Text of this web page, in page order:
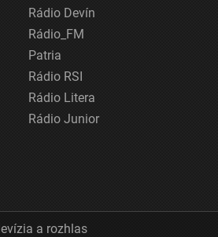
Rádio Devín
Rádio_FM
Patria
Rádio RSI
Rádio Litera
Rádio Junior
a rozhlas